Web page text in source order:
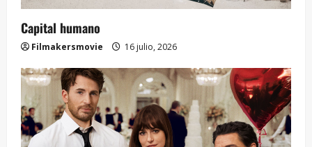
Capital humano
Filmakersmovie 16 julio, 2026